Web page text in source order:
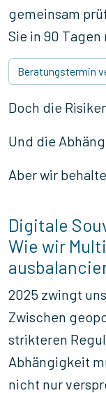
gemeinsam
Sie in 90
Beratungstermin
Doch die
Und die
Aber wir
Digitale
Wie wir
2025 zwingt
Zwischen
strikteren
Abhängigkeit
nicht nur